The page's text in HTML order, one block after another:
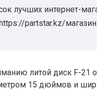
лучших интернет-
partstar.kz/
литой диск F-21
15 дюймов и